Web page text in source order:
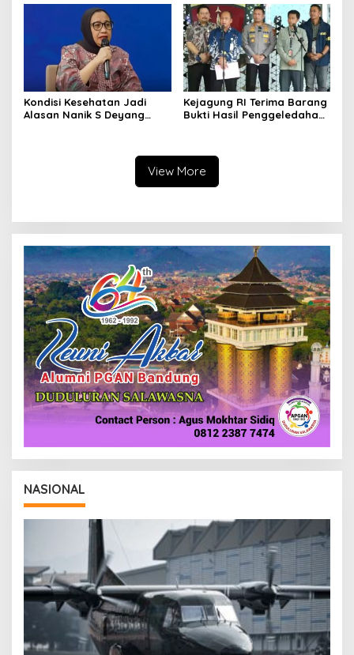
Kondisi Kesehatan Jadi
Alasan Nanik S Deyang
Kejagung RI Terima Barang
Bukti Hasil Penggeledahan
View More
NASIONAL